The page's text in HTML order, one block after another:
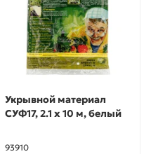
Укрывной материал
СУФ17, 2.1 х 10 м, белый
93910